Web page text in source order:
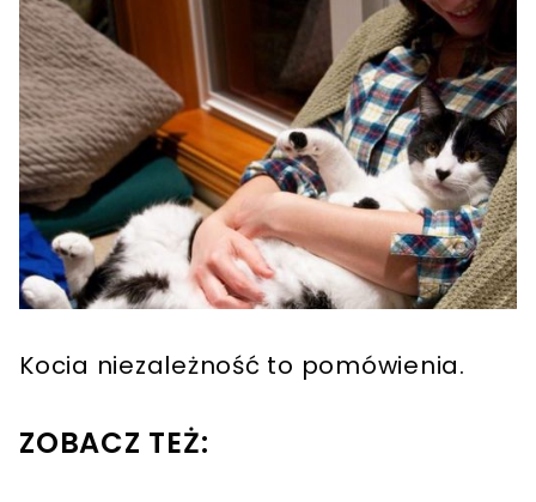
Kocia niezależność to pomówienia.
ZOBACZ TEŻ: